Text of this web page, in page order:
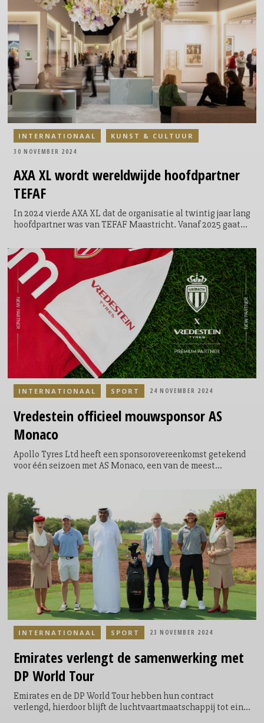
Europa. Dit jaar is wederom sprake van een recordaantal
inzendingen, met een groei van 17% ten opzichte van vorig
jaar.
AXA XL wordt wereldwijde hoofdpartner
TEFAF
In 2024 vierde AXA XL dat de organisatie al twintig jaar lang
hoofdpartner was van TEFAF Maastricht. Vanaf 2025 gaat
Al sinds het begin van de samenwerking in 2004 hebben de
beide organisaties zich verenigd in de overtuiging dat de
kunsten het leven kunnen veranderen en verrijken, en de
banden binnen gemeenschappen kunnen aanhalen.
INTERNATIONAAL KUNST & CULTUUR
30 NOVEMBER 2024
Vredestein officieel mouwsponsor AS
Monaco
Apollo Tyres Ltd heeft een sponsorovereenkomst getekend
voor één seizoen met AS Monaco, een van de meest
verbeteren.
INTERNATIONAAL SPORT 24 NOVEMBER 2024
Emirates verlengt de samenwerking met
DP World Tour
Emirates en de DP World Tour hebben hun contract
verlengd, hierdoor blijft de luchtvaartmaatschappij tot eind
INTERNATIONAAL SPORT 23 NOVEMBER 2024